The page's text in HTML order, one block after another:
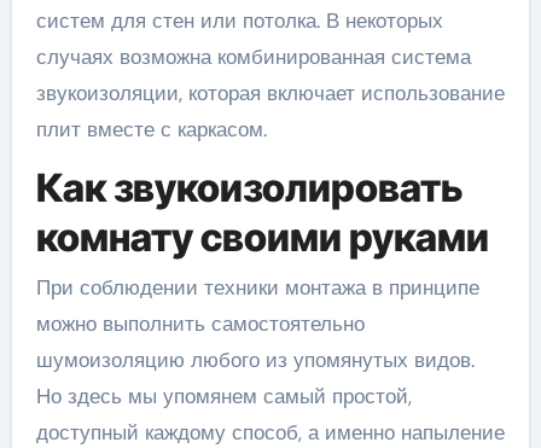
систем для стен или потолка. В некоторых
случаях возможна комбинированная система
звукоизоляции, которая включает использование
плит вместе с каркасом.
Как звукоизолировать
комнату своими руками
При соблюдении техники монтажа в принципе
можно выполнить самостоятельно
шумоизоляцию любого из упомянутых видов.
Но здесь мы упомянем самый простой,
доступный каждому способ, а именно напыление